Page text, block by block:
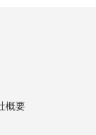
概要